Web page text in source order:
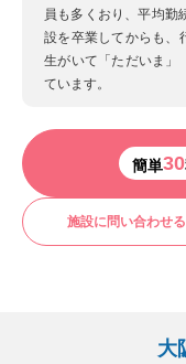
員も多くおり、平均勤
設を卒業してからも、
生がいて「ただいま」
ています。
簡単30
施設に問い合わせる
大